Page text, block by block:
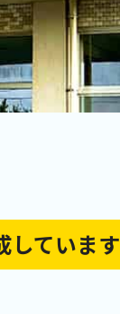
しています